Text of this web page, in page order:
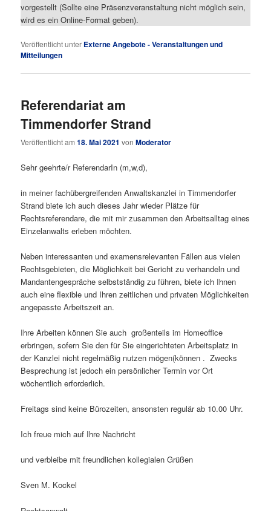
vorgestellt (Sollte eine Präsenzveranstaltung nicht möglich sein,
wird es ein Online-Format geben).
Veröffentlicht unter Externe Angebote - Veranstaltungen und
Mitteilungen
Referendariat am
Timmendorfer Strand
Veröffentlicht am18. Mai 2021 vonModerator
Sehr geehrte/r ReferendarIn (m,w,d),
in meiner fachübergreifenden Anwaltskanzlei in Timmendorfer
Strand biete ich auch dieses Jahr wieder Plätze für
Rechtsreferendare, die mit mir zusammen den Arbeitsalltag eines
Einzelanwalts erleben möchten.
Neben interessanten und examensrelevanten Fällen aus vielen
Rechtsgebieten, die Möglichkeit bei Gericht zu verhandeln und
Mandantengespräche selbstständig zu führen, biete ich Ihnen
auch eine flexible und Ihren zeitlichen und privaten Möglichkeiten
angepasste Arbeitszeit an.
Ihre Arbeiten können Sie auch großenteils im Homeoffice
erbringen, sofern Sie den für Sie eingerichteten Arbeitsplatz in
der Kanzlei nicht regelmäßig nutzen mögen(können . Zwecks
Besprechung ist jedoch ein persönlicher Termin vor Ort
wöchentlich erforderlich.
Freitags sind keine Bürozeiten, ansonsten regulär ab 10.00 Uhr.
Ich freue mich auf Ihre Nachricht
und verbleibe mit freundlichen kollegialen Grüßen
Sven M. Kockel